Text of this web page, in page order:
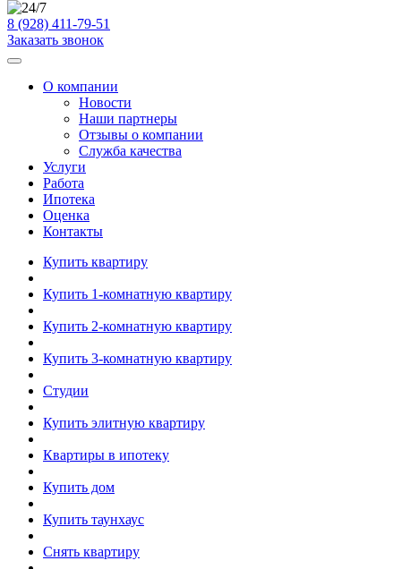
8 (928) 411-79-51
Заказать звонок
О компании
Новости
Наши партнеры
Отзывы о компании
Служба качества
Услуги
Работа
Ипотека
Оценка
Контакты
Купить квартиру
Купить 1-комнатную квартиру
Купить 2-комнатную квартиру
Купить 3-комнатную квартиру
Студии
Купить элитную квартиру
Квартиры в ипотеку
Купить дом
Купить таунхаус
Снять квартиру